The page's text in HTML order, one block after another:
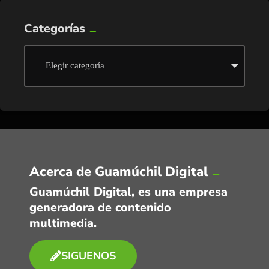
Categorías
Acerca de Guamúchil Digital
Guamúchil Digital, es una empresa
generadora de contenido
multimedia.
SIGUENOS